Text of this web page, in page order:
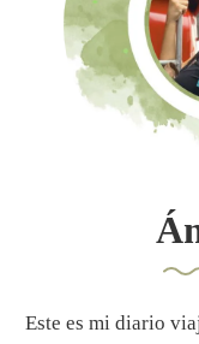
Este es mi diario